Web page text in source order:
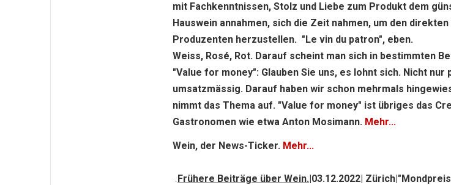
mit Fachkenntnissen, Stolz und Liebe zum Produkt dem
Hauswein annahmen, sich die Zeit nahmen, um den
Produzenten herzustellen. "Le vin du patron", eben.
Weiss, Rosé, Rot. Darauf scheint man sich in bestimmten
"Value for money": Glauben Sie uns, es lohnt sich. Nicht
umsatzmässig. Darauf haben wir schon mehrmals
nimmt das Thema auf. "Value for money" ist übriges das
Gastronomen wie etwa Anton Mosimann. Mehr...
Wein, der News-Ticker. Mehr...
.Frühere Beiträge über Wein.|03.12.2022|